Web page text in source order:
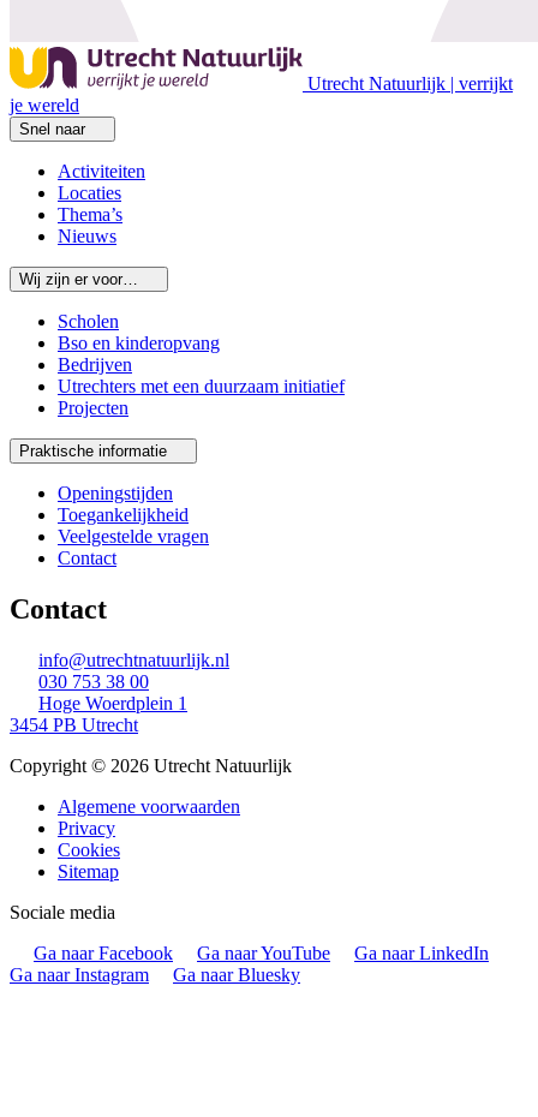
Utrecht Natuurlijk | verrijkt
je wereld
Snel naar
Activiteiten
Locaties
Thema’s
Nieuws
Wij zijn er voor…
Scholen
Bso en kinderopvang
Bedrijven
Utrechters met een duurzaam initiatief
Projecten
Praktische informatie
Openingstijden
Toegankelijkheid
Veelgestelde vragen
Contact
Contact
info@utrechtnatuurlijk.nl
030 753 38 00
Hoge Woerdplein 1
3454 PB Utrecht
Copyright © 2026 Utrecht Natuurlijk
Algemene voorwaarden
Privacy
Cookies
Sitemap
Sociale media
Ga naar Facebook
Ga naar YouTube
Ga naar LinkedIn
Ga naar Instagram
Ga naar Bluesky